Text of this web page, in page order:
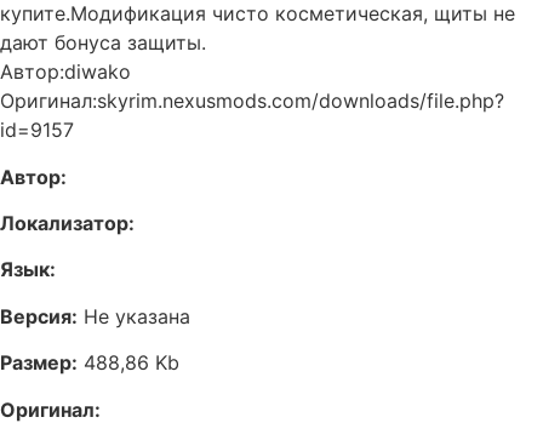
купите.Модификация чисто косметическая, щиты не
дают бонуса защиты.
Автор:diwako
Оригинал:skyrim.nexusmods.com/downloads/file.php?
id=9157
Автор:
Локализатор:
Язык:
Версия: Не указана
Размер: 488,86 Kb
Оригинал: